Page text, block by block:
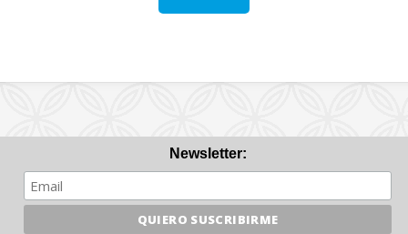
Newsletter: